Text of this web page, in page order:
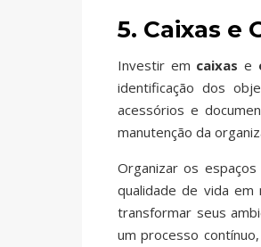
5. Caixas e
Investir em caixas e
identificação dos
acessórios e
manutenção da
Organizar os
qualidade de vida em
transformar seus
um processo